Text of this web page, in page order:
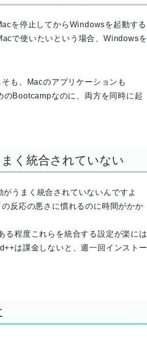
を停止してからWindowsを起動する
で使いたいという場合、Windowsを
も、Macのアプリケーションも
Bootcampなのに、両方を同時に起
く統合されていない
うまく統合されていないんですよ
反応の悪さに慣れるのに時間がかか
る程度これらを統合する設定が楽には
は課金しないと、週一回インストー